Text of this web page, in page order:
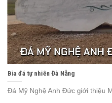
Bia đá tự nhiên Đà Nẵng
Đá Mỹ Nghệ Anh Đức giới thiệu